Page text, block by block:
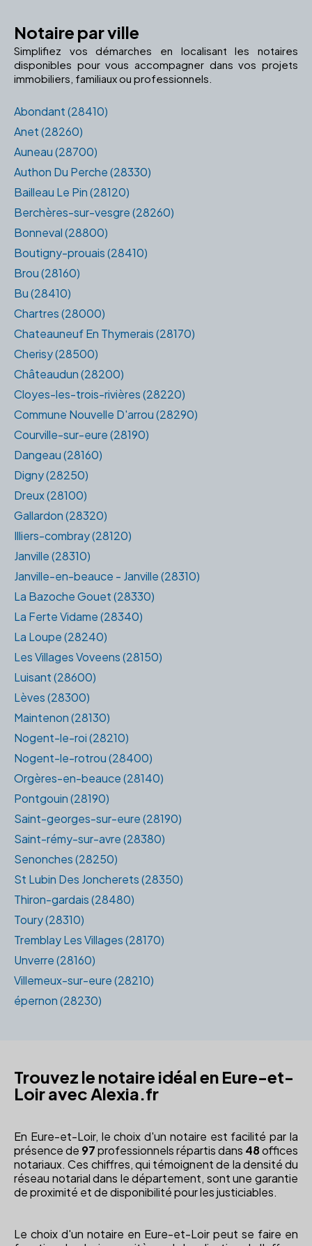
Notaire par ville
Simplifiez vos démarches en localisant les notaires
disponibles pour vous accompagner dans vos projets
immobiliers, familiaux ou professionnels.
Abondant (28410)
Anet (28260)
Auneau (28700)
Authon Du Perche (28330)
Bailleau Le Pin (28120)
Berchères-sur-vesgre (28260)
Bonneval (28800)
Boutigny-prouais (28410)
Brou (28160)
Bu (28410)
Chartres (28000)
Chateauneuf En Thymerais (28170)
Cherisy (28500)
Châteaudun (28200)
Cloyes-les-trois-rivières (28220)
Commune Nouvelle D'arrou (28290)
Courville-sur-eure (28190)
Dangeau (28160)
Digny (28250)
Dreux (28100)
Gallardon (28320)
Illiers-combray (28120)
Janville (28310)
Janville-en-beauce - Janville (28310)
La Bazoche Gouet (28330)
La Ferte Vidame (28340)
La Loupe (28240)
Les Villages Voveens (28150)
Luisant (28600)
Lèves (28300)
Maintenon (28130)
Nogent-le-roi (28210)
Nogent-le-rotrou (28400)
Orgères-en-beauce (28140)
Pontgouin (28190)
Saint-georges-sur-eure (28190)
Saint-rémy-sur-avre (28380)
Senonches (28250)
St Lubin Des Joncherets (28350)
Thiron-gardais (28480)
Toury (28310)
Tremblay Les Villages (28170)
Unverre (28160)
Villemeux-sur-eure (28210)
épernon (28230)
Trouvez le notaire idéal en Eure-et-
Loir avec Alexia.fr
En Eure-et-Loir, le choix d'un notaire est facilité par la
présence de 97professionnels répartis dans 48offices
notariaux. Ces chiffres, qui témoignent de la densité du
réseau notarial dans le département, sont une garantie
de proximité et de disponibilité pour les justiciables.
Le choix d'un notaire en Eure-et-Loir peut se faire en